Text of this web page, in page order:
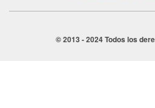
© 2013 - 2024 Todos los